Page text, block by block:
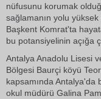
nüfusunu korumak
sağlamanın yolu
Başkent Komrat'ta
bu potansiyelinin açığa
Antalya Anadolu Lisesi
Bölgesi Baurçi köyü
kapsamında Antalya'da
okul müdürü Galina